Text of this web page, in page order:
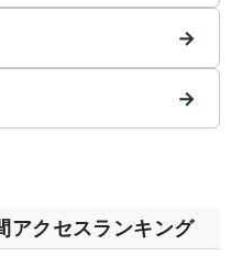
→
→
アクセスランキング